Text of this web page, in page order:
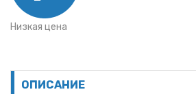
Низкая цена
ОПИСАНИЕ